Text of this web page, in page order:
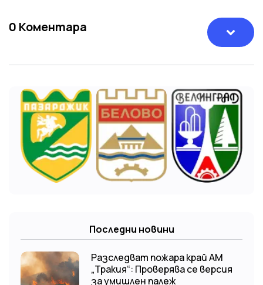
0 Коментара
Последни новини
Разследват пожара край АМ
„Тракия“: Проверява се версия
за умишлен палеж